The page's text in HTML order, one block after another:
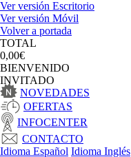
Ver versión Escritorio
Ver versión Móvil
Volver a portada
TOTAL
0,00€
BIENVENIDO
INVITADO
NOVEDADES
OFERTAS
INFOCENTER
CONTACTO
Idioma Español Idioma Inglés